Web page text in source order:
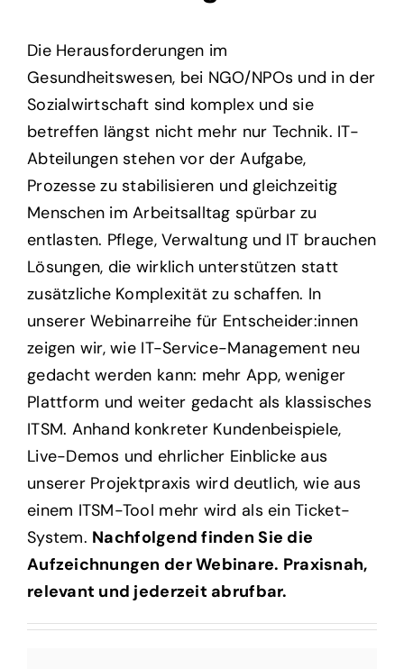
Die Herausforderungen im
Gesundheitswesen, bei NGO/NPOs und in der
Sozialwirtschaft sind komplex und sie
betreffen längst nicht mehr nur Technik. IT-
Abteilungen stehen vor der Aufgabe,
Prozesse zu stabilisieren und gleichzeitig
Menschen im Arbeitsalltag spürbar zu
entlasten. Pflege, Verwaltung und IT brauchen
Lösungen, die wirklich unterstützen statt
zusätzliche Komplexität zu schaffen. In
unserer Webinarreihe für Entscheider:innen
zeigen wir, wie IT-Service-Management neu
gedacht werden kann: mehr App, weniger
Plattform und weiter gedacht als klassisches
ITSM. Anhand konkreter Kundenbeispiele,
Live-Demos und ehrlicher Einblicke aus
unserer Projektpraxis wird deutlich, wie aus
einem ITSM-Tool mehr wird als ein Ticket-
System. Nachfolgend finden Sie die
Aufzeichnungen der Webinare. Praxisnah,
relevant und jederzeit abrufbar.